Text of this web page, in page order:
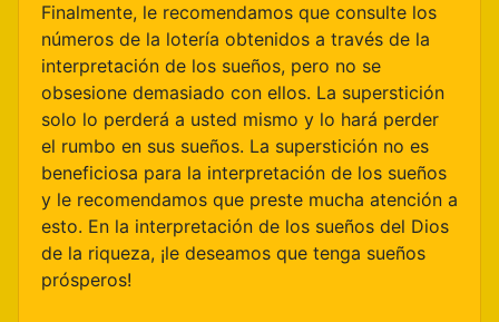
Finalmente, le recomendamos que consulte los
números de la lotería obtenidos a través de la
interpretación de los sueños, pero no se
obsesione demasiado con ellos. La superstición
solo lo perderá a usted mismo y lo hará perder
el rumbo en sus sueños. La superstición no es
beneficiosa para la interpretación de los sueños
y le recomendamos que preste mucha atención a
esto. En la interpretación de los sueños del Dios
de la riqueza, ¡le deseamos que tenga sueños
prósperos!